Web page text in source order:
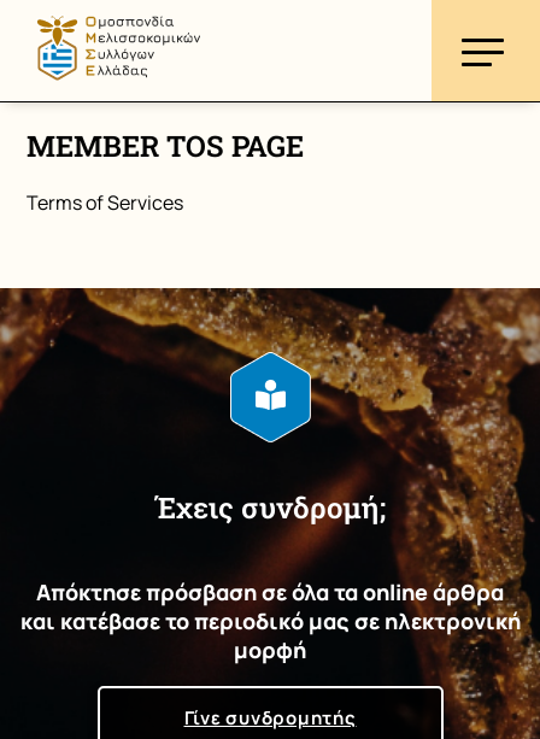
MEMBER TOS PAGE
Terms of Services
Έχεις συνδρομή;
Απόκτησε πρόσβαση σε όλα τα online άρθρα
και κατέβασε το περιοδικό μας σε ηλεκτρονική
μορφή
Γίνε συνδρομητής